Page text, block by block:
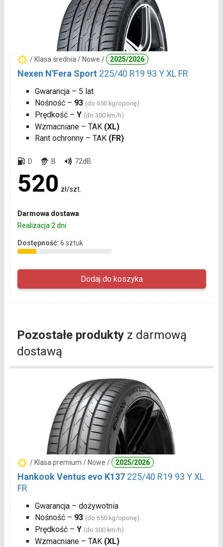
/ Klasa średnia / Nowe / 2025/2026
Nexen N'Fera Sport 225/40 R19 93 Y XL FR
Gwarancja – 5 lat
Nośność – 93 (do 650 kg/oponę)
Prędkość – Y (do 300 km/h)
Wzmacniane – TAK (XL)
Rant ochronny – TAK (FR)
D B 72dB
520 zł/szt.
Darmowa dostawa
Realizacja 2 dni
Dostępność: 6 sztuk
Pozostałe produktyz darmową
dostawą
/ Klasa premium / Nowe / 2025/2026
Hankook Ventus evo K137 225/40 R19 93 Y XL
FR
Gwarancja – dożywotnia
Nośność – 93 (do 650 kg/oponę)
Prędkość – Y (do 300 km/h)
Wzmacniane – TAK (XL)